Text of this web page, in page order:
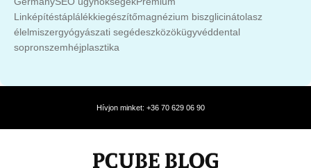
Linképítéstáplálékkiegészítőmagnézium biszglicinátolasz
élelmiszergyógyászati segédeszközökügyvéddental
sopronszemhéjplasztika
Hívjon minket: +36 70 629 06 90